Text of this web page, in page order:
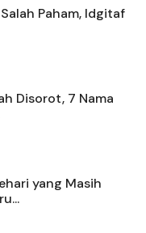
Paham, Idgitaf
Disorot, 7 Nama
yang Masih